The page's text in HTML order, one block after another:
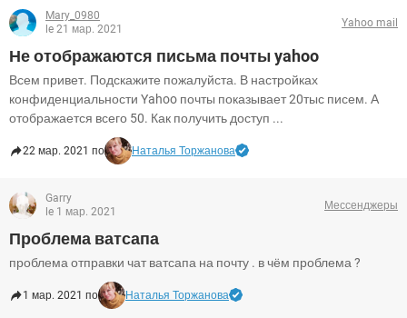
Mary_0980
le 21 мар. 2021
Yahoo mail
Не отображаются письма почты yahoo
Всем привет. Подскажите пожалуйста. В настройках
конфиденциальности Yahoo почты показывает 20тыс писем. А
отображается всего 50. Как получить доступ ...
22 мар. 2021 по Наталья Торжанова
Garry
le 1 мар. 2021
Мессенджеры
Проблема ватсапа
проблема отправки чат ватсапа на почту . в чём проблема ?
1 мар. 2021 по Наталья Торжанова